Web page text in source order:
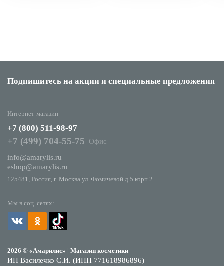
Подпишитесь на акции и специальные предложения
Мы в соц. сетях:
2026 © «Амарилис» | Магазин косметики
ИП Василечко С.И. (ИНН 771618986896)
Интернет-магазин
+7 (800) 511-98-97
+7 (499) 704-55-75
Офис
info@amarylis.ru
eshop@amarylis.ru
125481, Россия, г. Москва ул. Фомичевой д.5 корп.2